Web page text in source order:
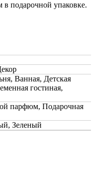
подарочной упаковке.
Ванная, Детская
гостиная,
парфюм, Подарочная
Зеленый